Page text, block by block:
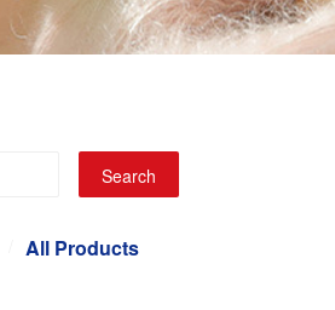
Search
All Products